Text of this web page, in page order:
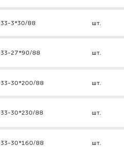
3*30/88 шт.
27*90/88 шт.
30*200/88 шт.
30*230/88 шт.
30*160/88 шт.